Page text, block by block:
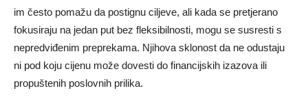
im često pomažu da postignu ciljeve, ali kada se pretjerano
fokusiraju na jedan put bez fleksibilnosti, mogu se susresti s
nepredviđenim preprekama. Njihova sklonost da ne odustaju
ni pod koju cijenu može dovesti do financijskih izazova ili
propuštenih poslovnih prilika.